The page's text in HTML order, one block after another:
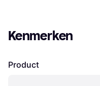
Kenmerken
Product